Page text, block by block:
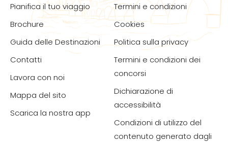
Pianifica il tuo viaggio
Brochure
Guida delle Destinazioni
Contatti
Lavora con noi
Mappa del sito
Scarica la nostra app
Termini e condizioni
Cookies
Politica sulla privacy
Termini e condizioni dei
concorsi
Dichiarazione di
accessibilità
Condizioni di utilizzo del
contenuto generato dagli